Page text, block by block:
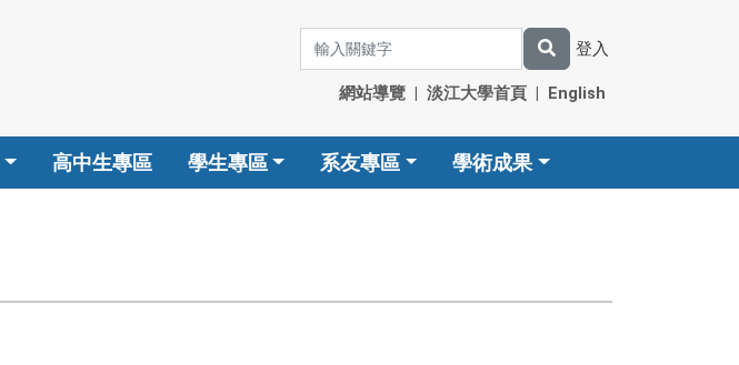
登入
網站導覽 | 淡江大學首頁 | English
高中生專區 學生專區 系友專區 學術成果